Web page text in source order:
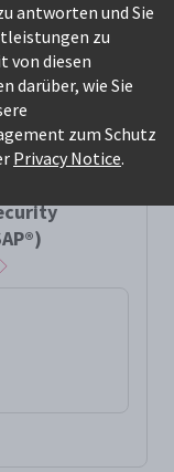
antworten und Sie
zu
von diesen
darüber, wie Sie
zum Schutz
Privacy Notice.